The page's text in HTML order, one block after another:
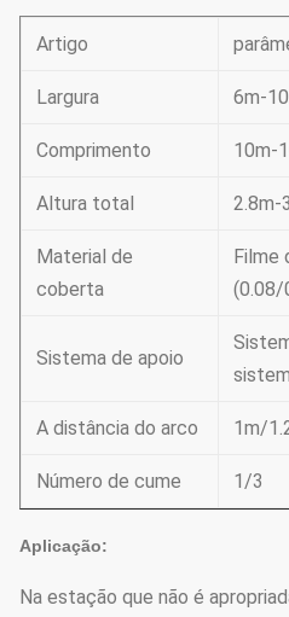
Artigo
Largura 6m-
Comprimento 10m-
Altura total 2.8m-
Material de
coberta
Filme
(0.08/
Sistema de apoio
A distância do arco 1m/
Número de cume 1/3
Aplicação:
Na estação que não é